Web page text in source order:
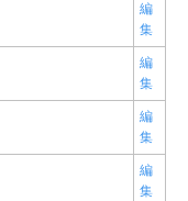
編
集
編
集
編
集
編
集